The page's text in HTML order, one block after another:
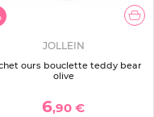
JOLLEIN
ours bouclette teddy bear
olive
6,90 €